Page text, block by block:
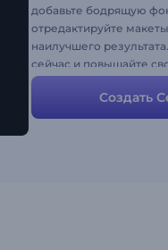
добавьте бодрящую
отредактируйте
наилучшего
сейчас и повышайте
социальных сетях!
Создать